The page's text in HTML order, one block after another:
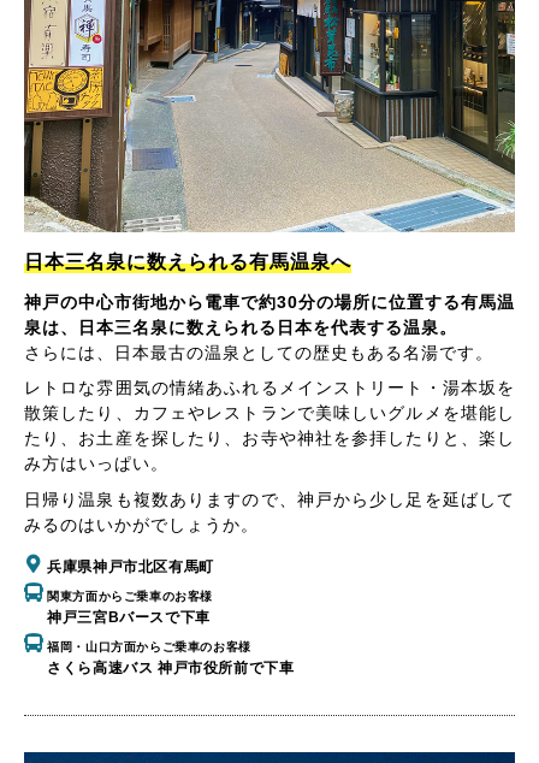
日本三名泉に数えられる有馬温泉へ
神戸の中心市街地から電車で約30分の場所に位置する有馬温
泉は、日本三名泉に数えられる日本を代表する温泉。
さらには、日本最古の温泉としての歴史もある名湯です。
レトロな雰囲気の情緒あふれるメインストリート・湯本坂を
散策したり、カフェやレストランで美味しいグルメを堪能し
たり、お土産を探したり、お寺や神社を参拝したりと、楽し
み方はいっぱい。
日帰り温泉も複数ありますので、神戸から少し足を延ばして
みるのはいかがでしょうか。
兵庫県神戸市北区有馬町
関東方面からご乗車のお客様
神戸三宮Bバースで下車
福岡・山口方面からご乗車のお客様
さくら高速バス 神戸市役所前で下車